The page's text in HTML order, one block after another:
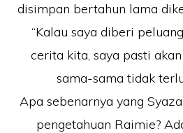
disimpan bertahun lama
“Kalau saya diberi
cerita kita, saya pasti
sama-sama tidak
Apa sebenarnya yang
pengetahuan Raimie?